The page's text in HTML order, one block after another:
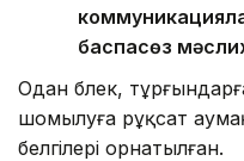
баспасөз
Одан бөлек,
шомылуға рұқсат
белгілері орнатылған.